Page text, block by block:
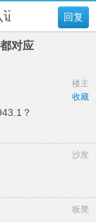
回复
对应
楼主
收藏
？
沙发
板凳